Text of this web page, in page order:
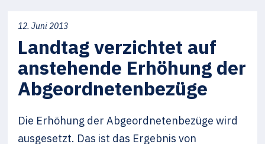
12. Juni 2013
Landtag verzichtet auf
anstehende Erhöhung der
Abgeordnetenbezüge
Die Erhöhung der Abgeordnetenbezüge wird
ausgesetzt. Das ist das Ergebnis von